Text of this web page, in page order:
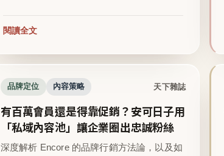
閱讀全文
品牌定位 內容策略 天下雜誌
有百萬會員還是得靠促銷？安可日子用
「私域內容池」讓企業圈出忠誠粉絲
深度解析 Encore 的品牌行銷方法論，以及如